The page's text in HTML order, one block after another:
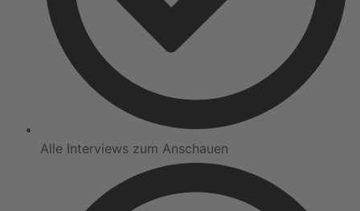
Alle Interviews zum Anschauen